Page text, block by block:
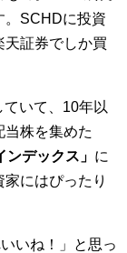
。SCHDに投資
天証券でしか買
いて、10年以
当株を集めた
デックス」 に
にはぴったり
いね！」と思っ